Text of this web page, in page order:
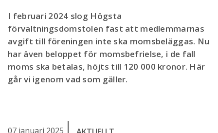
I februari 2024 slog Högsta
förvaltningsdomstolen fast att medlemmarnas
avgift till föreningen inte ska momsbeläggas. Nu
har även beloppet för momsbefrielse, i de fall
moms ska betalas, höjts till 120 000 kronor. Här
går vi igenom vad som gäller.
07 januari 2025